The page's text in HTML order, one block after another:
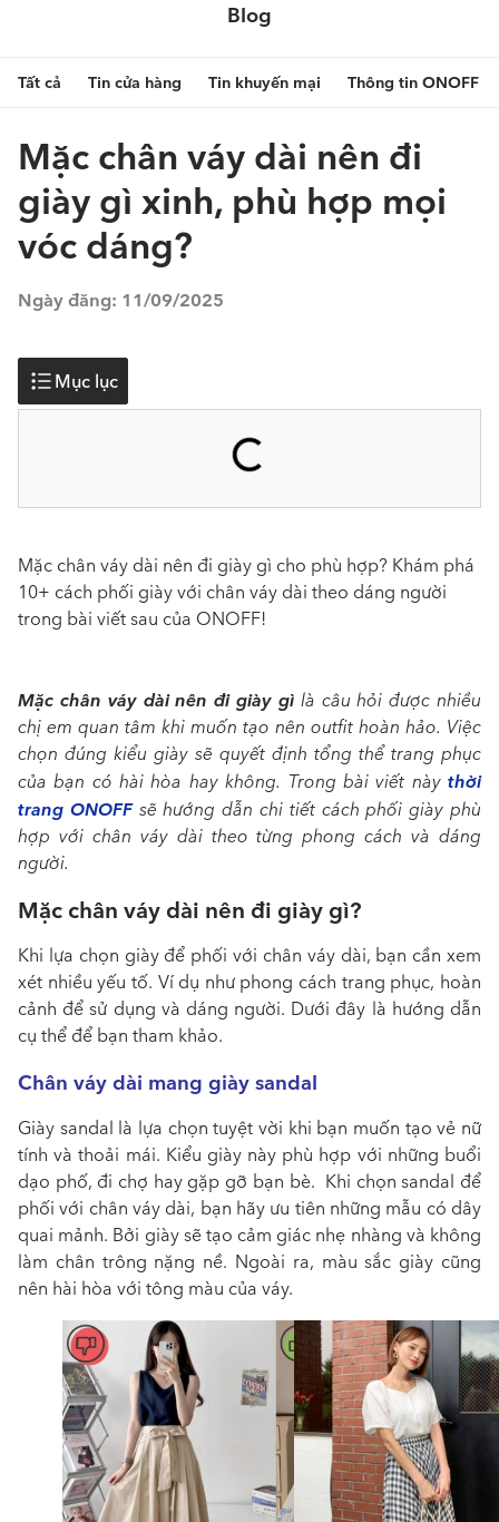
Blog
Tất cả Tin cửa hàng Tin khuyến mại Thông tin ONOFF
Mặc chân váy dài nên đi
giày gì xinh, phù hợp mọi
vóc dáng?
Ngày đăng: 11/09/2025
Mục lục
Mặc chân váy dài nên đi giày gì cho phù hợp? Khám phá
10+ cách phối giày với chân váy dài theo dáng người
trong bài viết sau của ONOFF!
Mặc chân váy dài nên đi giày gìlà câu hỏi được nhiều
chị em quan tâm khi muốn tạo nên outfit hoàn hảo. Việc
chọn đúng kiểu giày sẽ quyết định tổng thể trang phục
của bạn có hài hòa hay không. Trong bài viết này thời
trang ONOFFsẽ hướng dẫn chi tiết cách phối giày phù
hợp với chân váy dài theo từng phong cách và dáng
người.
Mặc chân váy dài nên đi giày gì?
Khi lựa chọn giày để phối với chân váy dài, bạn cần xem
xét nhiều yếu tố. Ví dụ như phong cách trang phục, hoàn
cảnh để sử dụng và dáng người. Dưới đây là hướng dẫn
cụ thể để bạn tham khảo.
Chân váy dài mang giày sandal
Giày sandal là lựa chọn tuyệt vời khi bạn muốn tạo vẻ nữ
tính và thoải mái. Kiểu giày này phù hợp với những buổi
dạo phố, đi chợ hay gặp gỡ bạn bè. Khi chọn sandal để
phối với chân váy dài, bạn hãy ưu tiên những mẫu có dây
quai mảnh. Bởi giày sẽ tạo cảm giác nhẹ nhàng và không
làm chân trông nặng nề. Ngoài ra, màu sắc giày cũng
nên hài hòa với tông màu của váy.